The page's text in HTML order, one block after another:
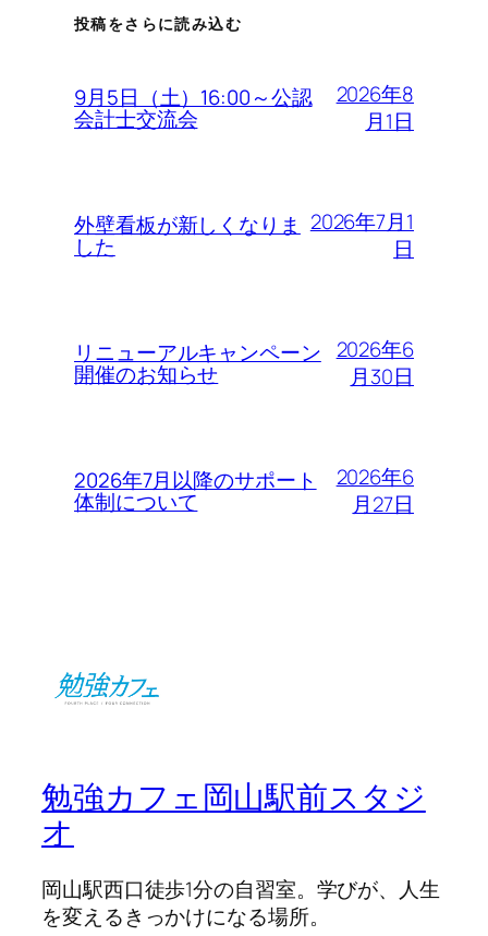
投稿をさらに読み込む
9月5日（土）16:00～公認
会計士交流会
2026年8
月1日
外壁看板が新しくなりま
した
2026年7月1
日
リニューアルキャンペーン
開催のお知らせ
2026年6
月30日
2026年7月以降のサポート
体制について
2026年6
月27日
勉強カフェ岡山駅前スタジ
オ
岡山駅西口徒歩1分の自習室。学びが、人生
を変えるきっかけになる場所。